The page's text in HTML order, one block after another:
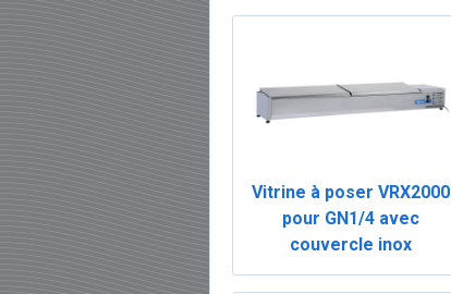
Vitrine à poser VRX2000
pour GN1/4 avec
couvercle inox